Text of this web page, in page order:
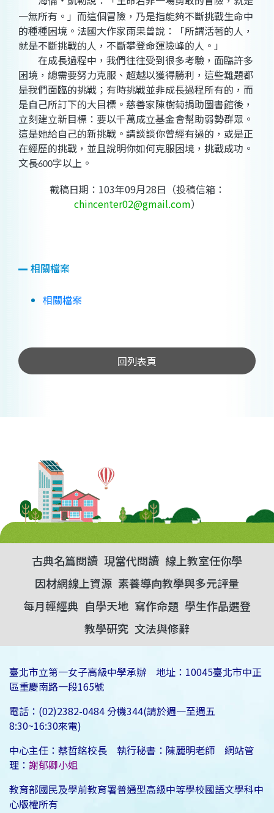
一無所有。」而這個冒險，乃是指能夠不斷挑戰生命中
的種種困境。法國大作家雨果曾說：「所謂活著的人，
就是不斷挑戰的人，不斷攀登命運險峰的人。」
在成長過程中，我們往往受到很多考驗，面臨許多
困境，總需要努力克服、超越以獲得勝利，這些難題都
是我們面臨的挑戰；有時挑戰並非成長過程所有的，而
是自己所訂下的大目標。慈善家陳樹菊捐助圖書館後，
立刻建立新目標：要以千萬成立基金會幫助弱勢群眾。
這是她給自己的新挑戰。請談談你曾經有過的，或是正
在經歷的挑戰，並且說明你如何克服困境，挑戰成功。
文長600字以上。
截稿日期：103年09月28日（投稿信箱：
chincenter02@gmail.com）
相關檔案
相關檔案
回列表頁
古典名篇閱讀 現當代閱讀 線上教室任你學
因材網線上資源 素養導向教學與多元評量
每月輕經典 自學天地 寫作命題 學生作品選登
教學研究 文法與修辭
臺北市立第一女子高級中學承辦 地址：10045臺北市中正
區重慶南路一段165號
電話：(02)2382-0484 分機344(請於週一至週五
8:30~16:30來電)
中心主任：蔡哲銘校長 執行秘書：陳麗明老師 網站管
理： 謝郁卿小姐
教育部國民及學前教育署普通型高級中等學校國語文學科中
心版權所有